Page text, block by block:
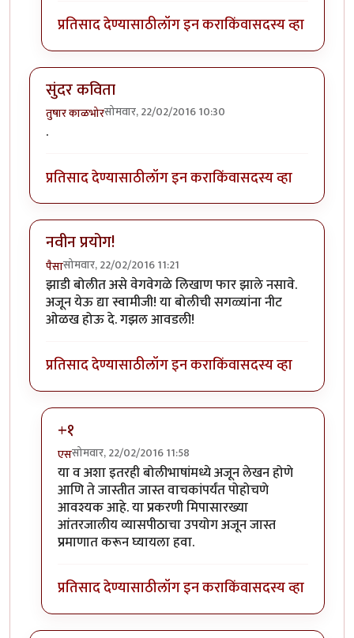
प्रतिसाद देण्यासाठीलॉग इन कराकिंवासदस्य व्हा
सुंदर कविता
तुषार काळभोरसोमवार, 22/02/2016 10:30
.
प्रतिसाद देण्यासाठीलॉग इन कराकिंवासदस्य व्हा
नवीन प्रयोग!
पैसासोमवार, 22/02/2016 11:21
झाडी बोलीत असे वेगवेगळे लिखाण फार झाले नसावे.
अजून येऊ द्या स्वामीजी! या बोलीची सगळ्यांना नीट
ओळख होऊ दे. गझल आवडली!
प्रतिसाद देण्यासाठीलॉग इन कराकिंवासदस्य व्हा
+१
एससोमवार, 22/02/2016 11:58
In reply toनवीन प्रयोग!byपैसा
या व अशा इतरही बोलीभाषांमध्ये अजून लेखन होणे
आणि ते जास्तीत जास्त वाचकांपर्यंत पोहोचणे
आवश्यक आहे. या प्रकरणी मिपासारख्या
आंतरजालीय व्यासपीठाचा उपयोग अजून जास्त
प्रमाणात करून घ्यायला हवा.
प्रतिसाद देण्यासाठीलॉग इन कराकिंवासदस्य व्हा